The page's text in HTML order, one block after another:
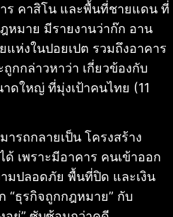
ร คาสิโน และพื้นที่ชายแดน ที่
หมาย มีรายงานว่าก๊ก อาน
ห่งในปอยเปต รวมถึงอาคาร
กกล่าวหาว่า เกี่ยวข้องกับ
ดใหญ่ ที่มุ่งเป้าคนไทย (11
รถกลายเป็น โครงสร้าง
เพราะมีอาคาร คนเข้าออก
มปลอดภัย พื้นที่ปิด และเงิน
“ธุรกิจถูกกฎหมาย” กับ